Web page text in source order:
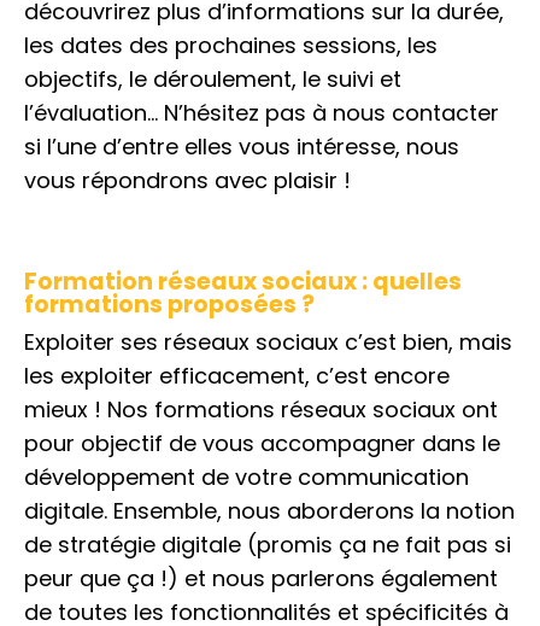
découvrirez plus d’informations sur la durée,
les dates des prochaines sessions, les
objectifs, le déroulement, le suivi et
l’évaluation… N’hésitez pas à nous contacter
si l’une d’entre elles vous intéresse, nous
vous répondrons avec plaisir !
Formation réseaux sociaux : quelles
formations proposées ?
Exploiter ses réseaux sociaux c’est bien, mais
les exploiter efficacement, c’est encore
mieux ! Nos formations réseaux sociaux ont
pour objectif de vous accompagner dans le
développement de votre communication
digitale. Ensemble, nous aborderons la notion
de stratégie digitale (promis ça ne fait pas si
peur que ça !) et nous parlerons également
de toutes les fonctionnalités et spécificités à